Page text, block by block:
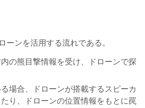
ンを活用する流れである。
の熊目撃情報を受け、ドローンで探
場合、ドローンが搭載するスピーカ
り、ドローンの位置情報をもとに罠